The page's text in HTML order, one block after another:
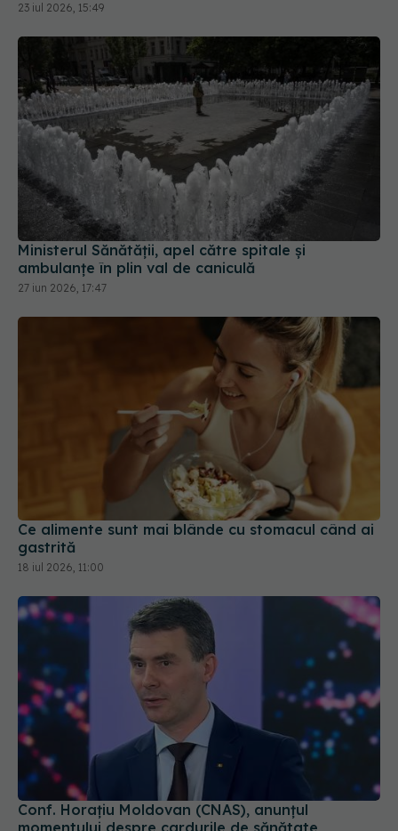
23 iul 2026, 15:49
Ministerul Sănătății, apel către spitale și
ambulanțe în plin val de caniculă
27 iun 2026, 17:47
Ce alimente sunt mai blânde cu stomacul când ai
gastrită
18 iul 2026, 11:00
Conf. Horațiu Moldovan (CNAS), anunțul
momentului despre cardurile de sănătate